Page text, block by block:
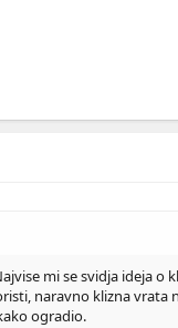
mi se svidja ideja
naravno klizna
ogradio.